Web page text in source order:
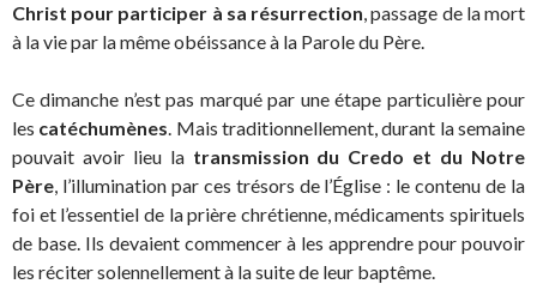
Christ pour participer à sa résurrection, passage de la mort
à la vie par la même obéissance à la Parole du Père.
Ce dimanche n’est pas marqué par une étape particulière pour
les catéchumènes. Mais traditionnellement, durant la semaine
pouvait avoir lieu la transmission du Credo et du Notre
Père, l’illumination par ces trésors de l’Église : le contenu de la
foi et l’essentiel de la prière chrétienne, médicaments spirituels
de base. Ils devaient commencer à les apprendre pour pouvoir
les réciter solennellement à la suite de leur baptême.